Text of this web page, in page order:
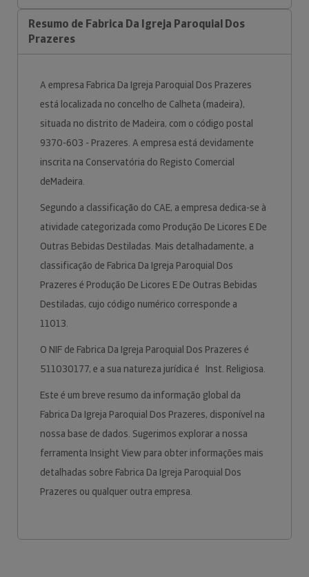
Resumo de Fabrica Da Igreja Paroquial Dos
Prazeres
A empresa Fabrica Da Igreja Paroquial Dos Prazeres
está localizada no concelho de Calheta (madeira),
situada no distrito de Madeira, com o código postal
9370-603 - Prazeres. A empresa está devidamente
inscrita na Conservatória do Registo Comercial
deMadeira.
Segundo a classificação do CAE, a empresa dedica-se à
atividade categorizada como Produção De Licores E De
Outras Bebidas Destiladas. Mais detalhadamente, a
classificação de Fabrica Da Igreja Paroquial Dos
Prazeres é Produção De Licores E De Outras Bebidas
Destiladas, cujo código numérico corresponde a
11013.
O NIF de Fabrica Da Igreja Paroquial Dos Prazeres é
511030177, e a sua natureza jurídica é Inst. Religiosa.
Este é um breve resumo da informação global da
Fabrica Da Igreja Paroquial Dos Prazeres, disponível na
nossa base de dados. Sugerimos explorar a nossa
ferramenta Insight View para obter informações mais
detalhadas sobre Fabrica Da Igreja Paroquial Dos
Prazeres ou qualquer outra empresa.